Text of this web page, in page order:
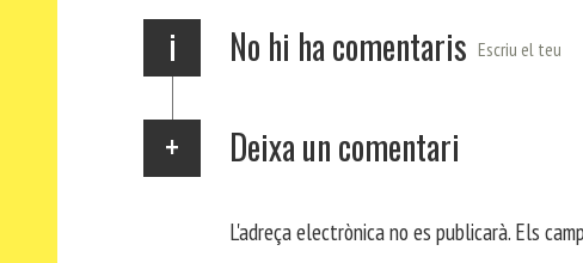
i No hi ha comentaris Escriu el teu
Deixa un comentari
L'adreça electrònica no es publicarà. Els